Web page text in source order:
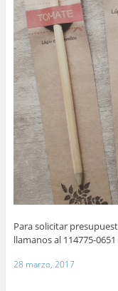
Para solicitar
llamanos al 114775-0651
28 marzo, 2017